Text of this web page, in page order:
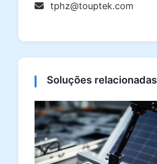
tphz@touptek.com
Soluções relacionadas